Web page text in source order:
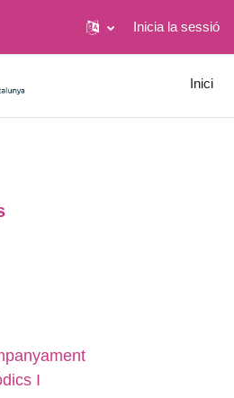
Inicia la sessió
Inici
I